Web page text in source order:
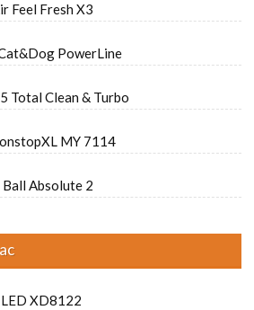
Feel Fresh X3
PowerLine
Total Clean & Turbo
MY 7114
Absolute 2
XD8122